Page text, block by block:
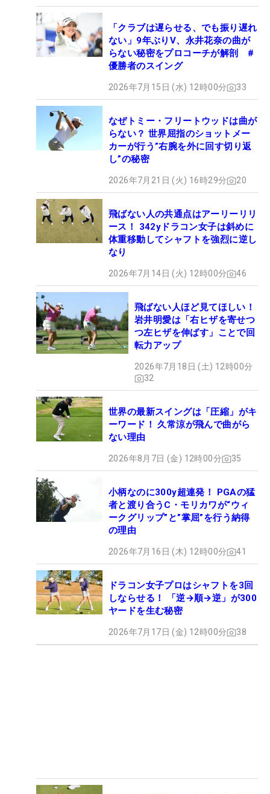
「クラブは遅らせる、でも振り遅れ
ない」9年ぶりV、永井花奈の曲が
らない秘密をプロコーチが解剖 #
優勝者のスイング
2026年7月15日 (水) 12時00分 33
なぜトミー・フリートウッドは曲が
らない？ 世界屈指のショットメー
カーが行う”右腕を外に回す切り返
し”の秘密
2026年7月21日 (火) 16時29分 20
飛ばない人の共通点はアーリーリリ
ース！ 342yドラコン女子は斜めに
体重移動してシャフトを強烈に逆し
なり
2026年7月14日 (火) 12時00分 46
飛ばない人ほど見てほしい！
岩井明愛は「右ヒザを寄せつ
つ左ヒザを伸ばす」ことで回
転力アップ
2026年7月18日 (土) 12時00分
32
世界の最新スイングは「圧縮」がキ
ーワード！ 久常涼が飛んで曲がら
ない理由
2026年8月7日 (金) 12時00分 35
小柄なのに300y超連発！ PGAの猛
者と渡り合うC・モリカワが“ウィ
ークグリップ”と”掌屈”を行う納得
の理由
2026年7月16日 (木) 12時00分 41
ドラコン女子プロはシャフトを3回
しならせる！ 「逆→順→逆」が300
ヤードを生む秘密
2026年7月17日 (金) 12時00分 38